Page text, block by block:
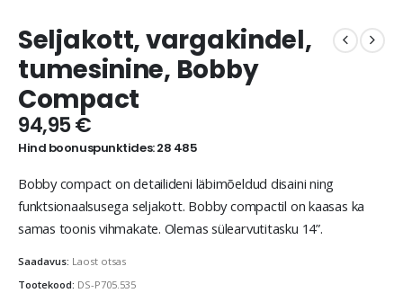
Seljakott, vargakindel,
tumesinine, Bobby
Compact
94,95€
Hind boonuspunktides: 28 485
Bobby compact on detailideni läbimõeldud disaini ning
funktsionaalsusega seljakott. Bobby compactil on kaasas ka
samas toonis vihmakate. Olemas sülearvutitasku 14”.
Saadavus: Laost otsas
Tootekood: DS-P705.535